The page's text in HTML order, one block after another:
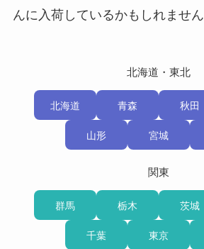
んに入荷しているかもしれません
北海道・東北
北海道 青森 秋田
山形 宮城
関東
群馬 栃木 茨城
千葉 東京